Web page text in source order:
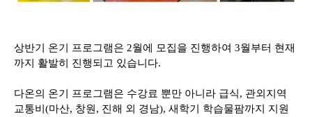
상반기 온기 프로그램은 2월에 모집을 진행하여 3월부터 현재
까지 활발히 진행되고 있습니다.
다온의 온기 프로그램은 수강료 뿐만 아니라 급식, 관외지역
교통비(마산, 창원, 진해 외 경남), 새학기 학습물팜까지 지원